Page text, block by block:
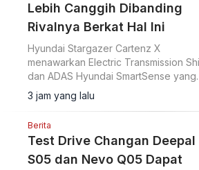
Lebih Canggih Dibanding
Rivalnya Berkat Hal Ini
Hyundai Stargazer Cartenz X
menawarkan Electric Transmission
dan ADAS Hyundai SmartSense yang
lebih lengkap. Simak harga Hyundai
Stargazer Cartenz X terbaru mulai
3 jam yang lalu
Berita
Test Drive Changan Deepal
S05 dan Nevo Q05 Dapat